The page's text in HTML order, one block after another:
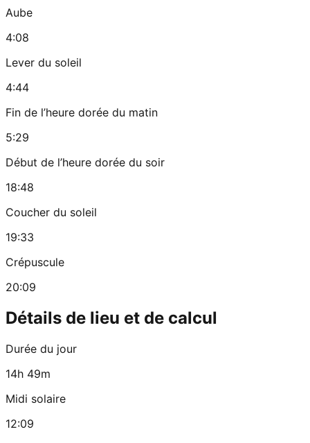
Aube
4:08
Lever du soleil
4:44
Fin de l’heure dorée du matin
5:29
Début de l’heure dorée du soir
18:48
Coucher du soleil
19:33
Crépuscule
20:09
Détails de lieu et de calcul
Durée du jour
14h 49m
Midi solaire
12:09